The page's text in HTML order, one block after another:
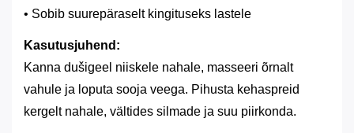
• Sobib suurepäraselt kingituseks lastele
Kasutusjuhend:
Kanna dušigeel niiskele nahale, masseeri õrnalt
vahule ja loputa sooja veega. Pihusta kehaspreid
kergelt nahale, vältides silmade ja suu piirkonda.